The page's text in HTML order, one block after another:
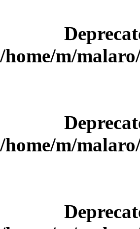
/home/m/
/home/m/